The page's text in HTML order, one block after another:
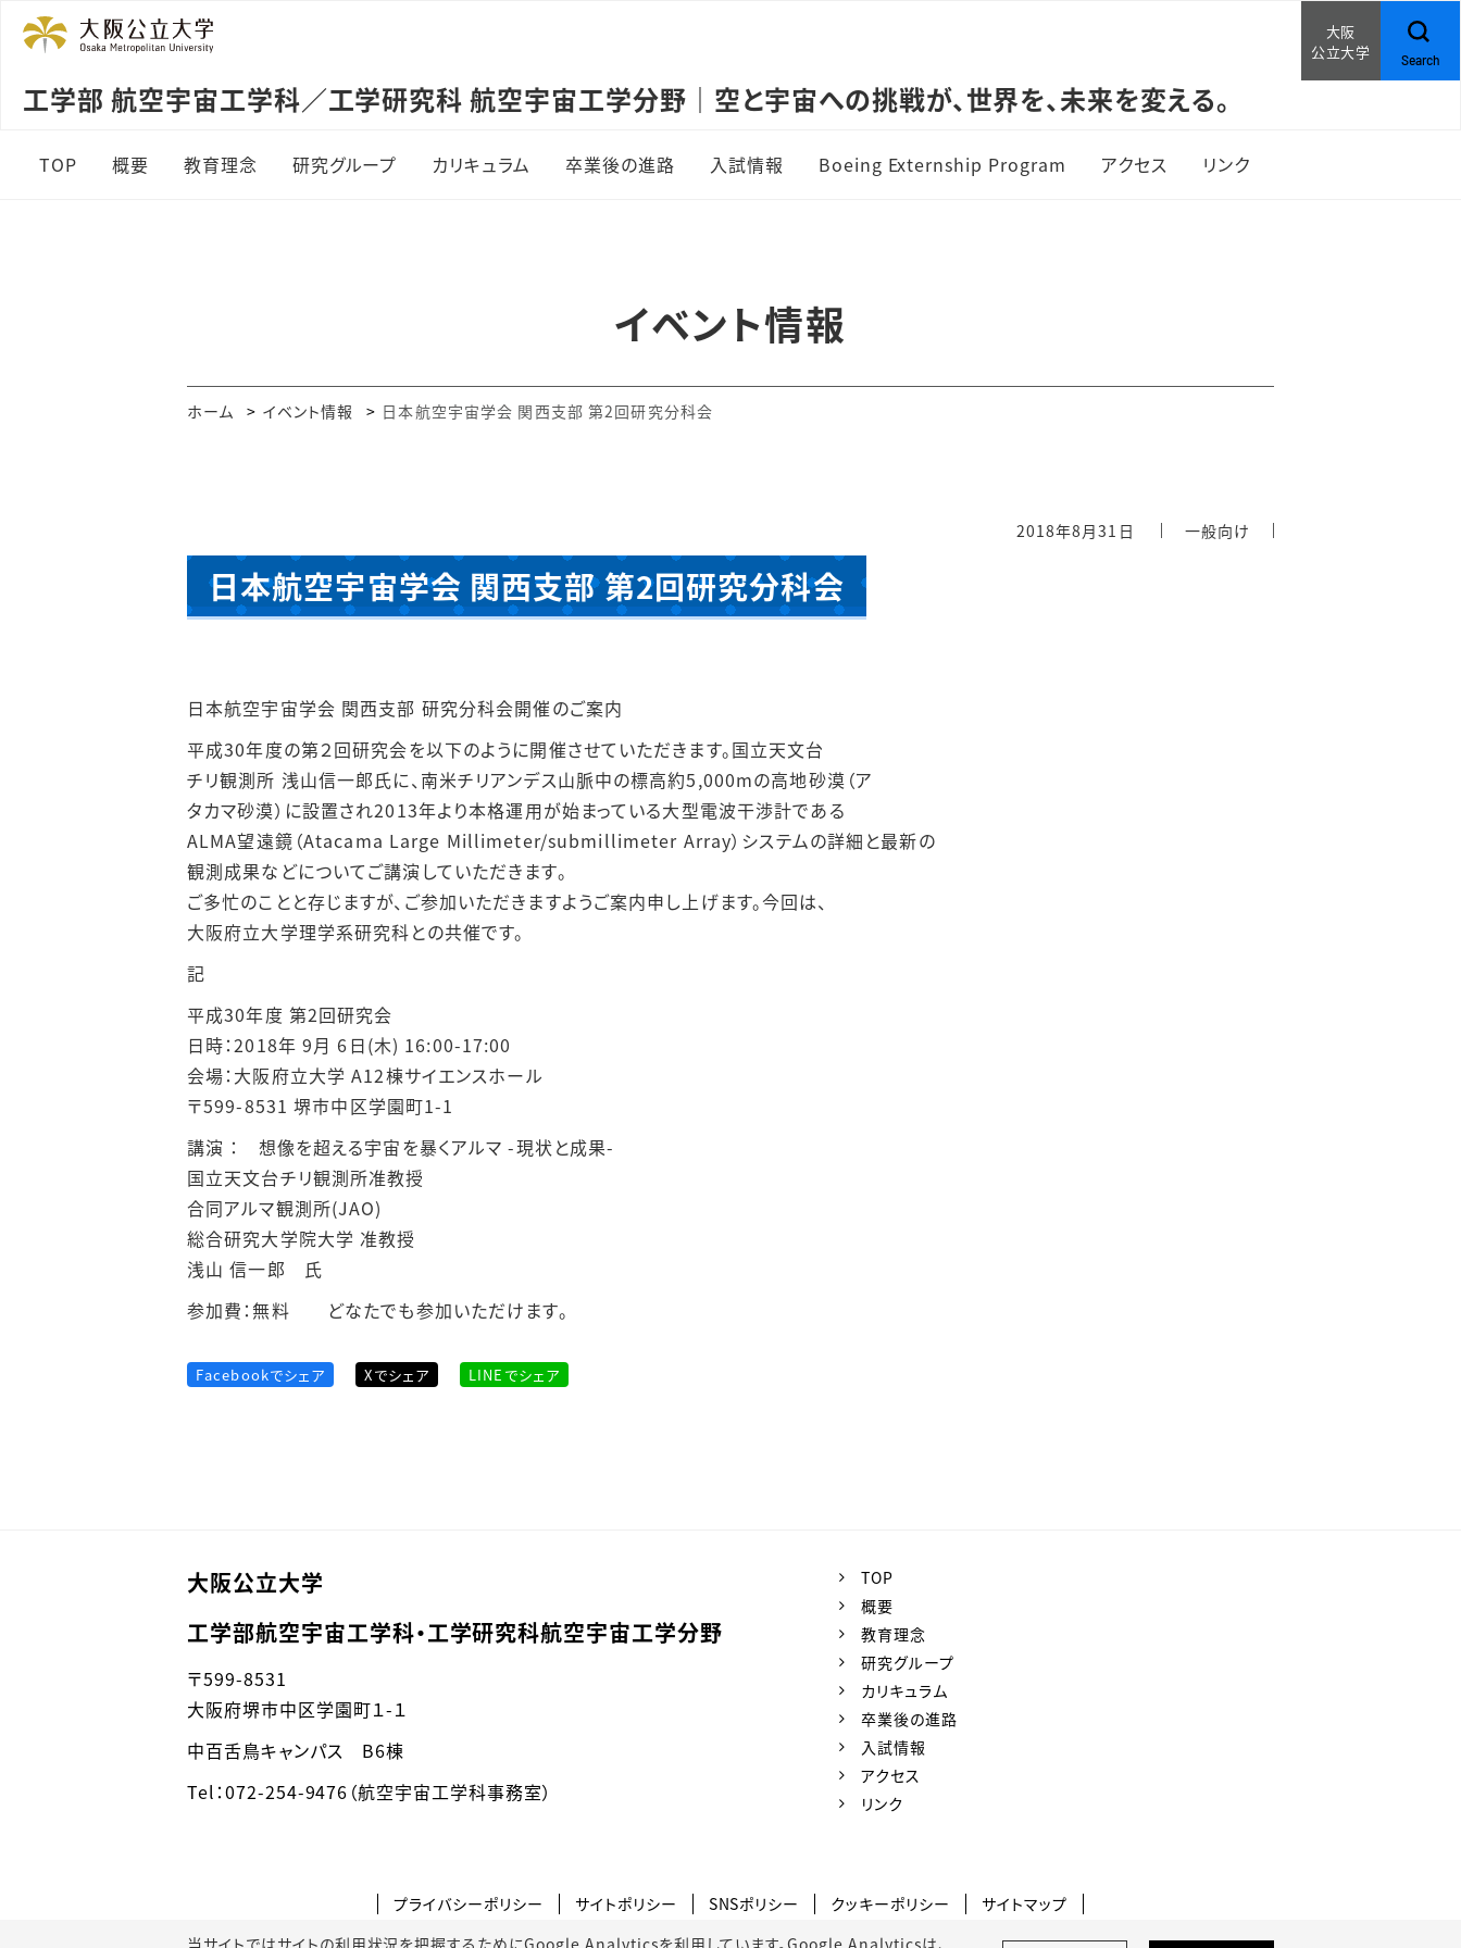
工学部 航空宇宙工学科／工学研究科 航空宇宙工学分野｜空と宇宙への挑戦が、世界を、未来を変える。
大阪
公立大学
Search
TOP 概要 教育理念 研究グループ カリキュラム 卒業後の進路 入試情報 Boeing Externship Program アクセス リンク
イベント情報
ホーム イベント情報 日本航空宇宙学会 関西支部 第2回研究分科会
2018年8月31日 一般向け
日本航空宇宙学会 関西支部 第2回研究分科会
日本航空宇宙学会 関西支部 研究分科会開催のご案内
平成30年度の第２回研究会を以下のように開催させていただきます。国立天文台
チリ観測所 浅山信一郎氏に、南米チリアンデス山脈中の標高約5,000mの高地砂漠（ア
タカマ砂漠）に設置され2013年より本格運用が始まっている大型電波干渉計である
ALMA望遠鏡（Atacama Large Millimeter/submillimeter Array）システムの詳細と最新の
観測成果などについてご講演していただきます。
ご多忙のことと存じますが、ご参加いただきますようご案内申し上げます。今回は、
大阪府立大学理学系研究科との共催です。
記
平成30年度 第2回研究会
日時：2018年 9月 6日(木) 16:00-17:00
会場：大阪府立大学 A12棟サイエンスホール
〒599-8531 堺市中区学園町1-1
講演 ： 想像を超える宇宙を暴くアルマ -現状と成果-
国立天文台チリ観測所准教授
合同アルマ観測所(JAO)
総合研究大学院大学 准教授
浅山 信一郎 氏
参加費：無料 どなたでも参加いただけます。
Facebookでシェア Xでシェア LINEでシェア
当サイトではサイトの利用状況を把握するためにGoogle Analyticsを利用しています。Google Analyticsは、
大阪公立大学
工学部航空宇宙工学科・工学研究科航空宇宙工学分野
〒599-8531
大阪府堺市中区学園町１-１
中百舌鳥キャンパス B6棟
Tel：072-254-9476（航空宇宙工学科事務室）
TOP
概要
教育理念
研究グループ
カリキュラム
卒業後の進路
入試情報
アクセス
リンク
プライバシーポリシー サイトポリシー SNSポリシー クッキーポリシー サイトマップ